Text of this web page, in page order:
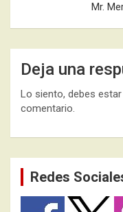
Mr.
Deja una
Lo siento, debes estar
comentario.
Redes